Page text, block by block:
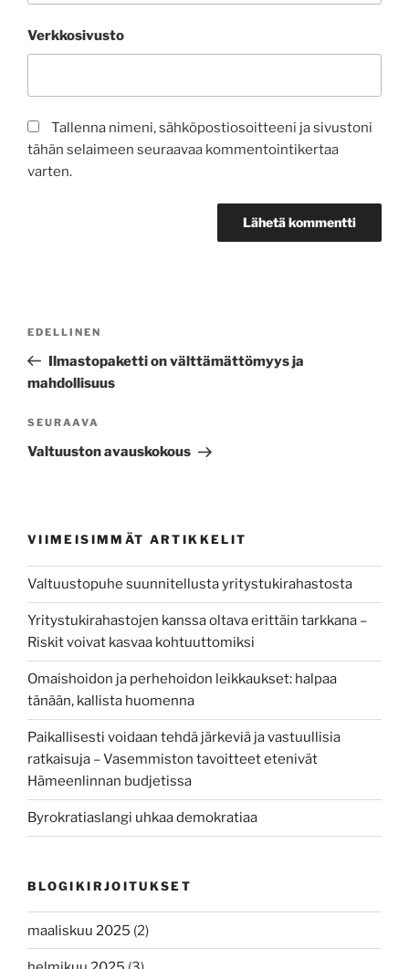
Verkkosivusto
Tallenna nimeni, sähköpostiosoitteeni ja sivustoni
tähän selaimeen seuraavaa kommentointikertaa
varten.
Edellinen
artikkeli
EDELLINEN
Ilmastopaketti on välttämättömyys ja
mahdollisuus
Seuraava
artikkeli
SEURAAVA
Valtuuston avauskokous
VIIMEISIMMÄT ARTIKKELIT
Valtuustopuhe suunnitellusta yritystukirahastosta
Yritystukirahastojen kanssa oltava erittäin tarkkana –
Riskit voivat kasvaa kohtuuttomiksi
Omaishoidon ja perhehoidon leikkaukset: halpaa
tänään, kallista huomenna
Paikallisesti voidaan tehdä järkeviä ja vastuullisia
ratkaisuja – Vasemmiston tavoitteet etenivät
Hämeenlinnan budjetissa
Byrokratiaslangi uhkaa demokratiaa
BLOGIKIRJOITUKSET
maaliskuu 2025 (2)